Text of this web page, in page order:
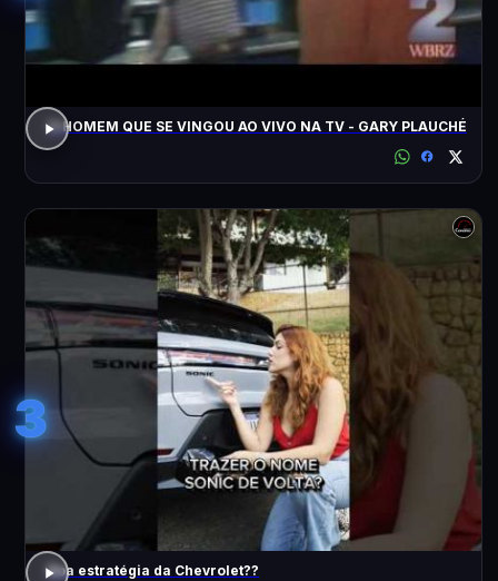
O HOMEM QUE SE VINGOU AO VIVO NA TV - GARY PLAUCHÉ
3
Boa estratégia da Chevrolet??